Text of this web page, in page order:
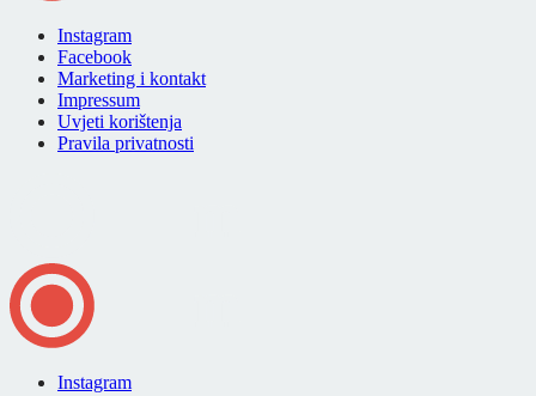
Instagram
Facebook
Marketing i kontakt
Impressum
Uvjeti korištenja
Pravila privatnosti
Instagram